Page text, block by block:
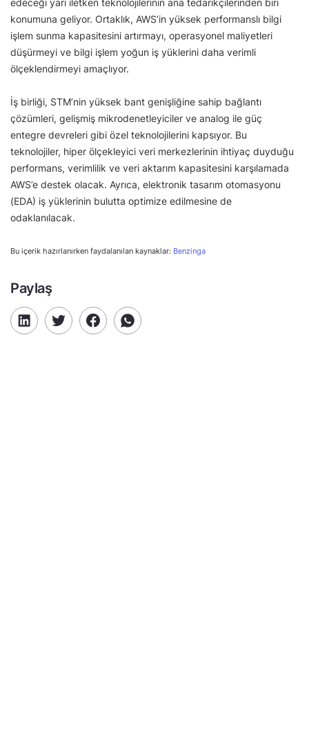
konumuna geliyor. Ortaklık, AWS’in yüksek performanslı bilgi
işlem sunma kapasitesini artırmayı, operasyonel maliyetleri
düşürmeyi ve bilgi işlem yoğun iş yüklerini daha verimli
ölçeklendirmeyi amaçlıyor.
İş birliği, STM’nin yüksek bant genişliğine sahip bağlantı
çözümleri, gelişmiş mikrodenetleyiciler ve analog ile güç
entegre devreleri gibi özel teknolojilerini kapsıyor. Bu
teknolojiler, hiper ölçekleyici veri merkezlerinin ihtiyaç duyduğu
performans, verimlilik ve veri aktarım kapasitesini karşılamada
AWS’e destek olacak. Ayrıca, elektronik tasarım otomasyonu
(EDA) iş yüklerinin bulutta optimize edilmesine de
odaklanılacak.
Bu içerik hazırlanırken faydalanılan kaynaklar: Benzinga
Paylaş